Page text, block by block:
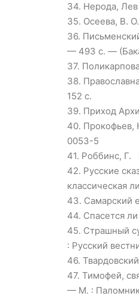
34. Нерода,
35. Осеева, В.
36.
— 493 с. —
37.
38.
152 с.
39. Приход
40. Прокофьев,
0053-5
41. Роббинс, Г.
42. Русские
классическая
43. Самарский
44. Спасется
45. Страшный
: Русский
46.
47. Тимофей,
— М. :